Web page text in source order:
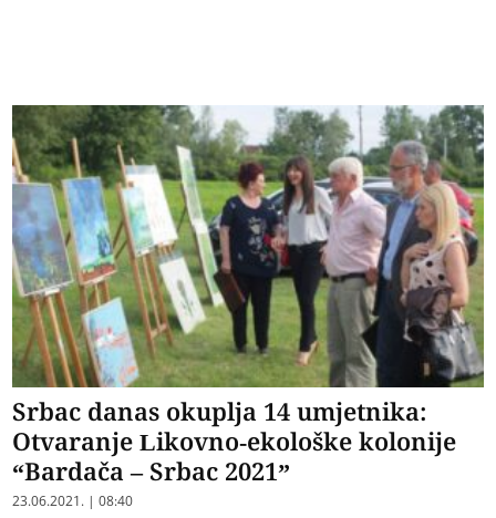
Srbac danas okuplja 14 umjetnika:
Otvaranje Likovno-ekološke kolonije
“Bardača – Srbac 2021”
23.06.2021. | 08:40